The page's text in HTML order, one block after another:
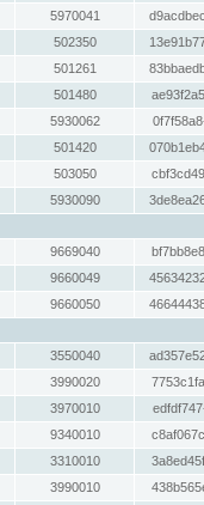
5970041
502350
501261
501480
5930062
501420
503050
5930090
9669040
9660049
9660050
3550040
3990020
3970010
9340010
3310010
3990010